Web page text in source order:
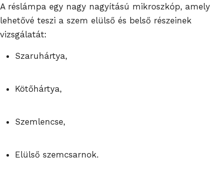
A réslámpa egy nagy nagyítású mikroszkóp, amely
lehetővé teszi a szem elülső és belső részeinek
vizsgálatát:
Szaruhártya,
Kötőhártya,
Szemlencse,
Elülső szemcsarnok.